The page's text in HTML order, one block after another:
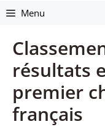
Menu
résultats
premier
français